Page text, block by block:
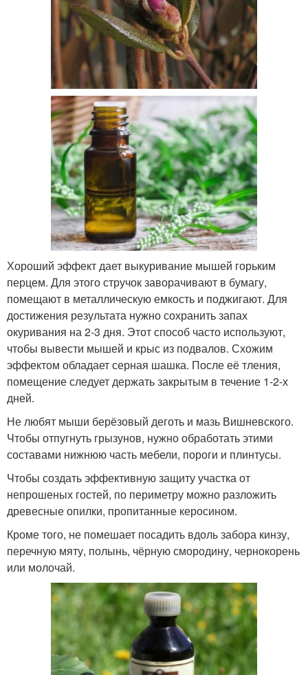
Хороший эффект дает выкуривание мышей горьким
перцем. Для этого стручок заворачивают в бумагу,
помещают в металлическую емкость и поджигают. Для
достижения результата нужно сохранить запах
окуривания на 2-3 дня. Этот способ часто используют,
чтобы вывести мышей и крыс из подвалов. Схожим
эффектом обладает серная шашка. После её тления,
помещение следует держать закрытым в течение 1-2-х
дней.
Не любят мыши берёзовый деготь и мазь Вишневского.
Чтобы отпугнуть грызунов, нужно обработать этими
составами нижнюю часть мебели, пороги и плинтусы.
Чтобы создать эффективную защиту участка от
непрошеных гостей, по периметру можно разложить
древесные опилки, пропитанные керосином.
Кроме того, не помешает посадить вдоль забора кинзу,
перечную мяту, полынь, чёрную смородину, чернокорень
или молочай.